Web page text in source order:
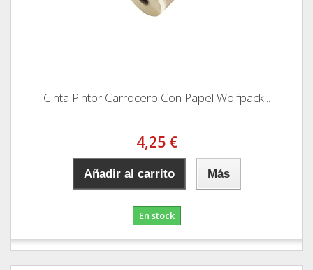
Cinta Pintor Carrocero Con Papel Wolfpack...
4,25 €
Añadir al carrito Más
En stock